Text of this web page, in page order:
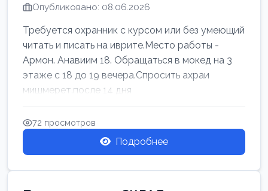
Опубликовано: 08.06.2026
Требуется охранник с курсом или без умеющий
читать и писать на иврите.Место работы -
Армон. Анавиим 18. Обращаться в мокед на 3
этаже с 18 до 19 вечера.Спросить ахраи
мишмерет.после 14 дня
72 просмотров
Подробнее